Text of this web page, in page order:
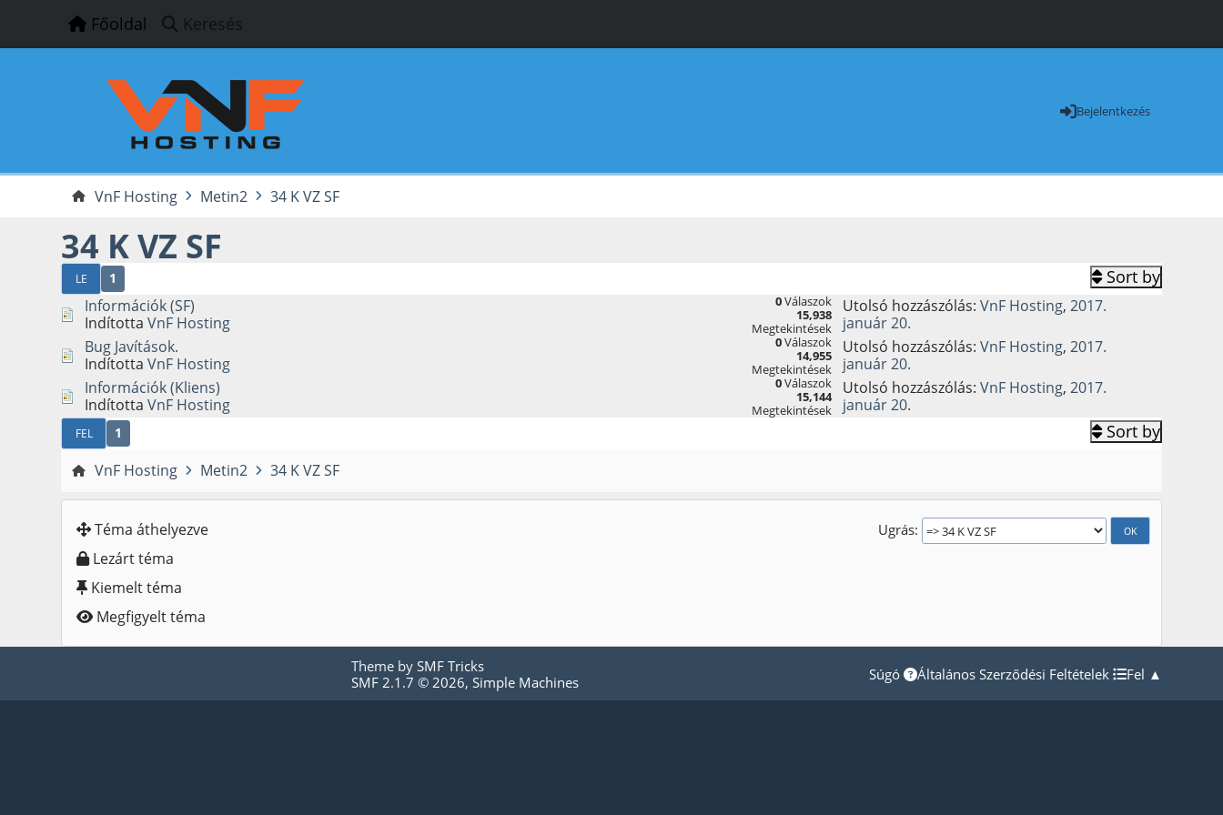
Főoldal Keresés
Bejelentkezés
VnF Hosting Metin2 34 K VZ SF
34 K VZ SF
LE 1 Sort by
Információk (SF)
IndítottaVnF Hosting
0Válaszok
15,938
Megtekintések
Utolsó hozzászólás: VnF Hosting, 2017.
január 20.
Bug Javítások.
IndítottaVnF Hosting
0Válaszok
14,955
Megtekintések
Utolsó hozzászólás: VnF Hosting, 2017.
január 20.
Információk (Kliens)
IndítottaVnF Hosting
0Válaszok
15,144
Megtekintések
Utolsó hozzászólás: VnF Hosting, 2017.
január 20.
FEL 1 Sort by
VnF Hosting Metin2 34 K VZ SF
Ugrás
Téma áthelyezve
Lezárt téma
Kiemelt téma
Megfigyelt téma
Theme by SMF Tricks
SMF 2.1.7 © 2026, Simple Machines Súgó Általános Szerződési Feltételek Fel ▲